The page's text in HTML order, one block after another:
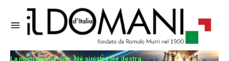
La nostra petizione: Né sinistra Né destra